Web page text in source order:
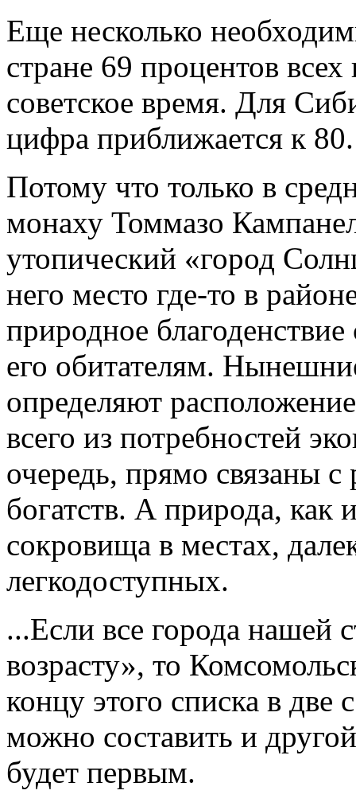
Еще несколько
стране 69 процентов
советское время. Для
цифра приближается к 80.
Потому что только в
монаху Томмазо
утопический «город
него место где-то в
природное
его обитателям.
определяют
всего из потребностей
очередь, прямо связаны
богатств. А природа, как
сокровища в местах,
легкодоступных.
...Если все города нашей
возрасту», то
концу этого списка в
можно составить и
будет первым.